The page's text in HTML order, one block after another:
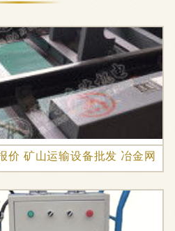
价 矿山运输设备批发 冶金网